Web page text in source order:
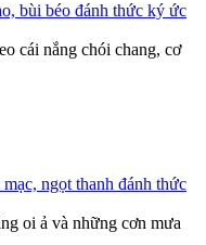
bùi béo đánh thức ký ức
cái nắng chói chang, cơ
ngọt thanh đánh thức
oi ả và những cơn mưa